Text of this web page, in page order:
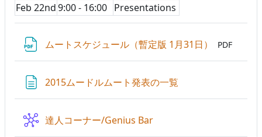
Feb 22nd9:00 - 16:00 Presentations
ムートスケジュール（暫定版 1月31日） ファイル
PDF
2015ムードルムート発表の一覧
達人コーナー/Genius BarWiki